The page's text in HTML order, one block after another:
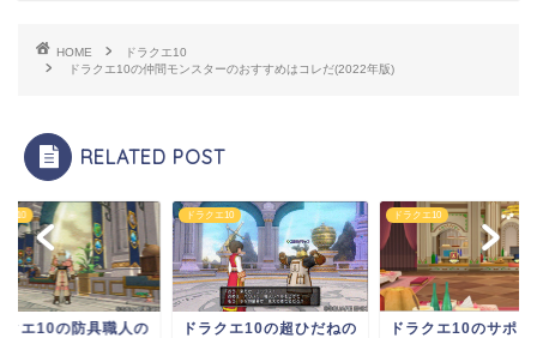
HOME
ドラクエ10
ドラクエ10の仲間モンスターのおすすめはコレだ(2022年版)
RELATED POST
エ10
クエ10の防具職人の
ドラクエ10
ドラクエ10の超ひだねの
ドラクエ10
ドラクエ10のサポー